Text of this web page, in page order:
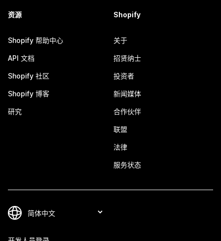
资源
Shopify 帮助中心
API 文档
Shopify 社区
Shopify 博客
研究
Shopify
关于
招贤纳士
投资者
新闻媒体
合作伙伴
联盟
法律
服务状态